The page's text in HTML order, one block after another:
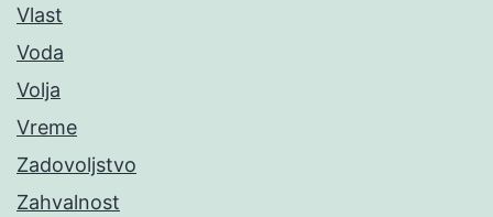
Vlast
Voda
Volja
Vreme
Zadovoljstvo
Zahvalnost